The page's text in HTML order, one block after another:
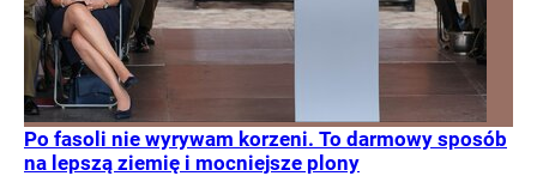
Po fasoli nie wyrywam korzeni. To darmowy sposób
na lepszą ziemię i mocniejsze plony